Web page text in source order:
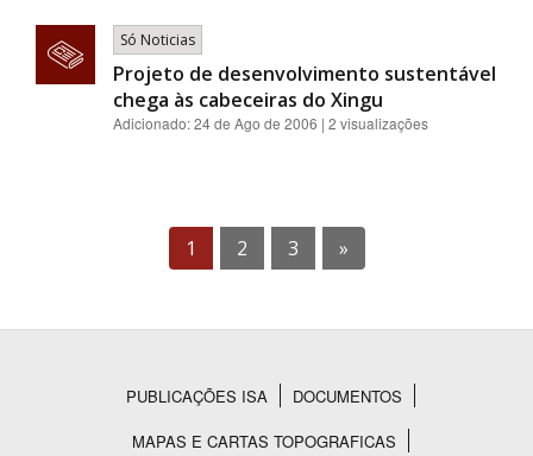
Só Noticias
Projeto de desenvolvimento sustentável
chega às cabeceiras do Xingu
Adicionado: 24 de Ago de 2006 | 2 visualizações
1 2 3 »
Rodapé
PUBLICAÇÕES ISA
DOCUMENTOS
MAPAS E CARTAS TOPOGRAFICAS